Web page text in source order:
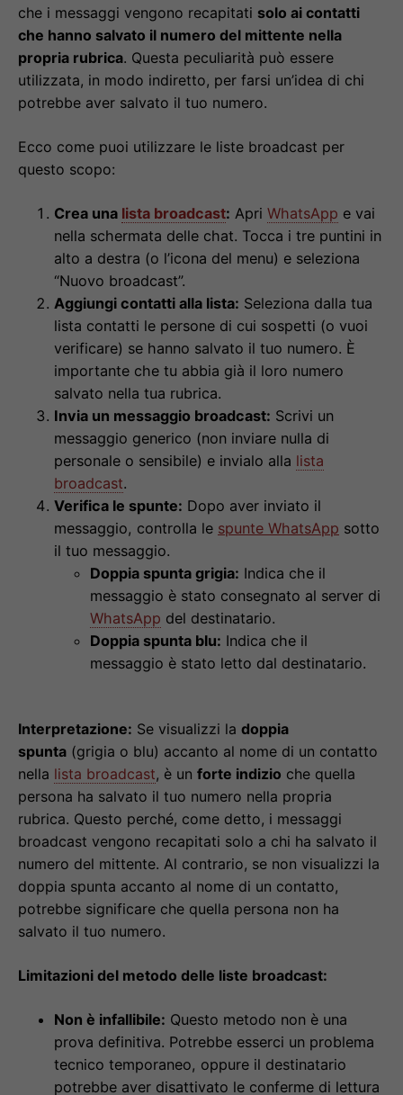
che i messaggi vengono recapitati solo ai contatti
che hanno salvato il numero del mittente nella
propria rubrica. Questa peculiarità può essere
utilizzata, in modo indiretto, per farsi un’idea di chi
potrebbe aver salvato il tuo numero.
Ecco come puoi utilizzare le liste broadcast per
questo scopo:
Crea una lista broadcast: Apri WhatsApp e vai
nella schermata delle chat. Tocca i tre puntini in
alto a destra (o l’icona del menu) e seleziona
“Nuovo broadcast”.
Aggiungi contatti alla lista: Seleziona dalla tua
lista contatti le persone di cui sospetti (o vuoi
verificare) se hanno salvato il tuo numero. È
importante che tu abbia già il loro numero
salvato nella tua rubrica.
Invia un messaggio broadcast: Scrivi un
messaggio generico (non inviare nulla di
personale o sensibile) e invialo alla lista
broadcast.
Verifica le spunte: Dopo aver inviato il
messaggio, controlla le spunte WhatsApp sotto
il tuo messaggio.
Doppia spunta grigia: Indica che il
messaggio è stato consegnato al server di
WhatsApp del destinatario.
Doppia spunta blu: Indica che il
messaggio è stato letto dal destinatario.
Interpretazione: Se visualizzi la doppia
spunta (grigia o blu) accanto al nome di un contatto
nella lista broadcast, è un forte indizio che quella
persona ha salvato il tuo numero nella propria
rubrica. Questo perché, come detto, i messaggi
broadcast vengono recapitati solo a chi ha salvato il
numero del mittente. Al contrario, se non visualizzi la
doppia spunta accanto al nome di un contatto,
potrebbe significare che quella persona non ha
salvato il tuo numero.
Limitazioni del metodo delle liste broadcast:
Non è infallibile: Questo metodo non è una
prova definitiva. Potrebbe esserci un problema
tecnico temporaneo, oppure il destinatario
potrebbe aver disattivato le conferme di lettura